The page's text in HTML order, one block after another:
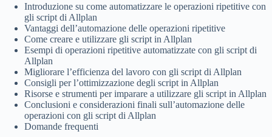
Introduzione su come automatizzare le operazioni ripetitive con
gli script di Allplan
Vantaggi dell’automazione delle operazioni ripetitive
Come creare e utilizzare gli script in Allplan
Esempi di operazioni ripetitive automatizzate con gli script di
Allplan
Migliorare l’efficienza del lavoro con gli script di Allplan
Consigli per l’ottimizzazione degli script in Allplan
Risorse e strumenti per imparare a utilizzare gli script in Allplan
Conclusioni e considerazioni finali sull’automazione delle
operazioni con gli script di Allplan
Domande frequenti